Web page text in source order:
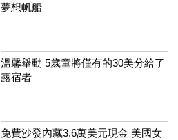
夢想帆船
溫馨舉動 5歲童將僅有的30美分給了
露宿者
免費沙發內藏3.6萬美元現金 美國女